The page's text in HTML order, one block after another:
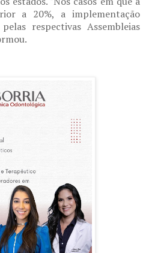
a 20%, a implementação
respectivas Assembleias